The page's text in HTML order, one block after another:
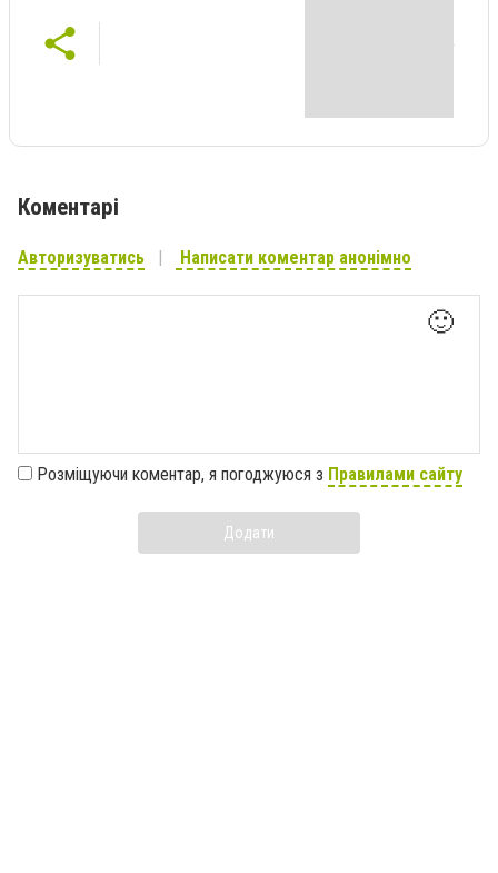
Коментарі
Авторизуватись Написати коментар анонімно
🙂
Розміщуючи коментар, я погоджуюся з Правилами сайту
Додати